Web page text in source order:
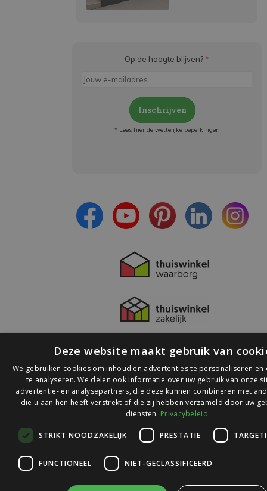
Op de hoogte blijven? *
Inschrijven
* Lees hier de wettelijke beperkingen
© 2026 Ledlichtdiscounter.nl
op
Webwinkelkeur
Deze website maakt gebruik van
We gebruiken cookies om inhoud en advertenties te personaliseren en
te analyseren. We delen ook informatie over uw gebruik van onze
advertentie- en analysepartners, die deze kunnen combineren met
die u aan hen heeft verstrekt of die zij hebben verzameld door uw
diensten. Privacybeleid
STRIKT NOODZAKELIJK PRESTATIE
FUNCTIONEEL NIET-GECLASSIFICEERD